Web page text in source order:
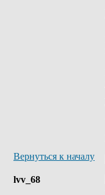
Вернуться к началу
lvv_68